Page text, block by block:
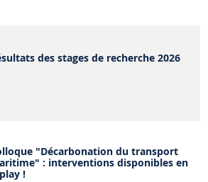
des stages de recherche 2026
"Décarbonation du transport
: interventions disponibles en
!